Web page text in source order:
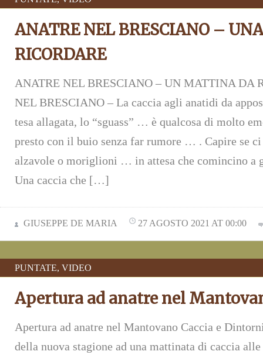
ANATRE NEL BRESCIANO –
RICORDARE
ANATRE NEL BRESCIANO – UN MATTINA DA
NEL BRESCIANO – La caccia agli anatidi da
tesa allagata, lo “sguass” … è qualcosa di molto
presto con il buio senza far rumore … . Capire se
alzavole o moriglioni … in attesa che comincino a
Una caccia che […]
GIUSEPPE DE MARIA 27 AGOSTO 2021 AT 00:00
PUNTATE, VIDEO
Apertura ad anatre nel
Apertura ad anatre nel Mantovano Caccia e
della nuova stagione ad una mattinata di caccia